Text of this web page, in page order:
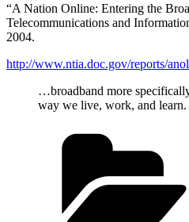
“A Nation Online: Entering the
Telecommunications and
2004.
http://www.ntia.doc.gov/reports/
…broadband more
way we live, work, and learn.